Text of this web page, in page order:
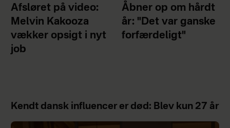
Afsløret på video:
Melvin Kakooza
vækker opsigt i nyt
job
Åbner op om hårdt
år: "Det var ganske
forfærdeligt"
Kendt dansk influencer er død: Blev kun 27 år